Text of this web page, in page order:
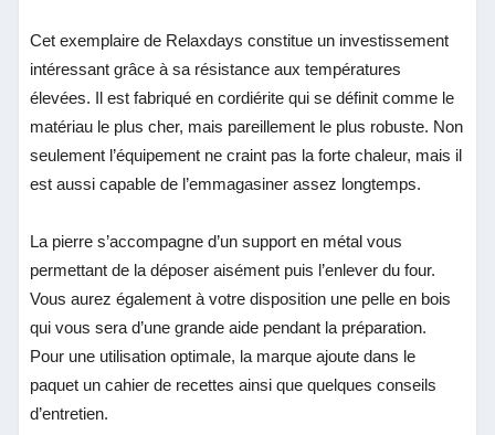
Cet exemplaire de Relaxdays constitue un investissement
intéressant grâce à sa résistance aux températures
élevées. Il est fabriqué en cordiérite qui se définit comme le
matériau le plus cher, mais pareillement le plus robuste. Non
seulement l’équipement ne craint pas la forte chaleur, mais il
est aussi capable de l’emmagasiner assez longtemps.
La pierre s’accompagne d’un support en métal vous
permettant de la déposer aisément puis l’enlever du four.
Vous aurez également à votre disposition une pelle en bois
qui vous sera d’une grande aide pendant la préparation.
Pour une utilisation optimale, la marque ajoute dans le
paquet un cahier de recettes ainsi que quelques conseils
d’entretien.